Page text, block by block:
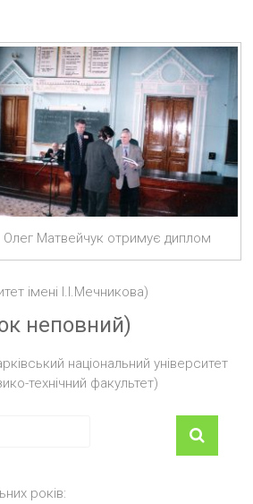
Олег Матвейчук отримує диплом
імені І.І.Мечникова)
неповний)
національний університет
технічний факультет)
років: